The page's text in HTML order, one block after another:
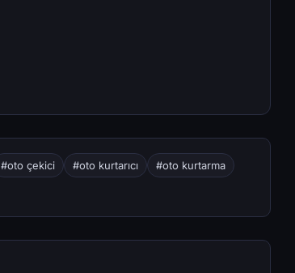
#oto çekici #oto kurtarıcı
#oto kurtarma